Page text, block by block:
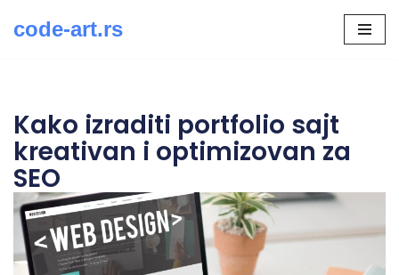
code-art.rs
Kako izraditi portfolio sajt
kreativan i optimizovan za
SEO